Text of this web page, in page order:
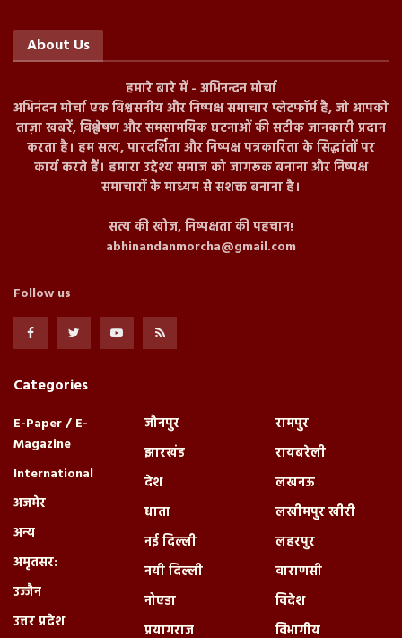
About Us
हमारे बारे में - अभिनन्दन मोर्चा
अभिनंदन मोर्चा एक विश्वसनीय और निष्पक्ष समाचार प्लेटफॉर्म है, जो आपको
ताज़ा खबरें, विश्लेषण और समसामयिक घटनाओं की सटीक जानकारी प्रदान
करता है। हम सत्य, पारदर्शिता और निष्पक्ष पत्रकारिता के सिद्धांतों पर
कार्य करते हैं। हमारा उद्देश्य समाज को जागरूक बनाना और निष्पक्ष
समाचारों के माध्यम से सशक्त बनाना है।
सत्य की खोज, निष्पक्षता की पहचान!
abhinandanmorcha@gmail.com
Follow us
Categories
E-Paper / E-
Magazine
International
अजमेर
अन्य
अमृतसर:
उज्जैन
उत्तर प्रदेश
जौनपुर
झारखंड
देश
धाता
नई दिल्ली
नयी दिल्ली
नोएडा
प्रयागराज
रामपुर
रायबरेली
लखनऊ
लखीमपुर खीरी
लहरपुर
वाराणसी
विदेश
विभागीय